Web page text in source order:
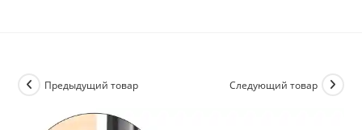
Предыдущий товар Следующий товар